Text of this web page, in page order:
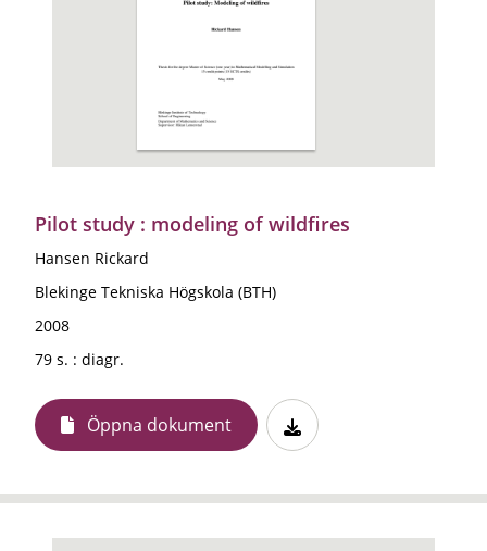
Pilot study : modeling of wildfires
Hansen Rickard
Blekinge Tekniska Högskola (BTH)
2008
79 s. : diagr.
Öppna dokument